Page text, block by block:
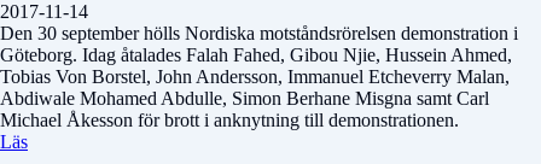
2017-11-14
Den 30 september hölls Nordiska motståndsrörelsen demonstration i
Göteborg. Idag åtalades Falah Fahed, Gibou Njie, Hussein Ahmed,
Tobias Von Borstel, John Andersson, Immanuel Etcheverry Malan,
Abdiwale Mohamed Abdulle, Simon Berhane Misgna samt Carl
Michael Åkesson för brott i anknytning till demonstrationen.
Läs